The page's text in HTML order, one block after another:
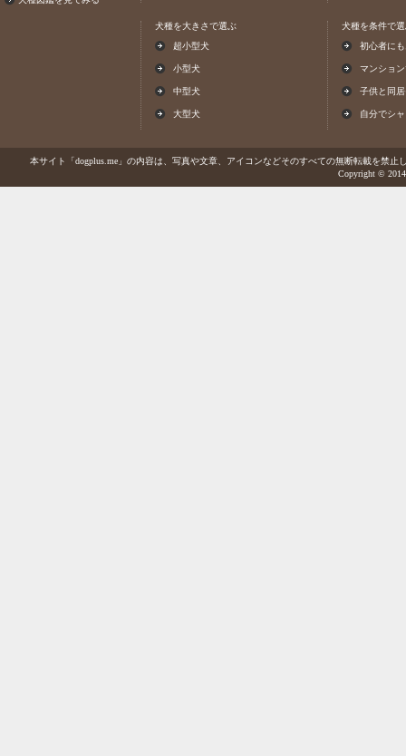
犬種を大きさで選ぶ
超小型犬
小型犬
中型犬
大型犬
犬種を条件で
初心者に
マンショ
子供と同
自分でシ
本サイト「dogplus.me」の内容は、写真や文章、アイコンなどそのすべての無断転載を禁
Copyright ©